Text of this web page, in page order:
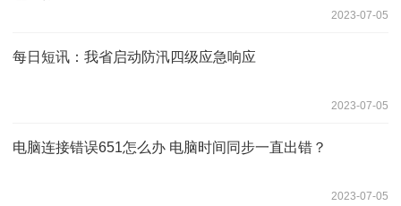
2023-07-05
每日短讯：我省启动防汛四级应急响应
2023-07-05
电脑连接错误651怎么办 电脑时间同步一直出错？
2023-07-05